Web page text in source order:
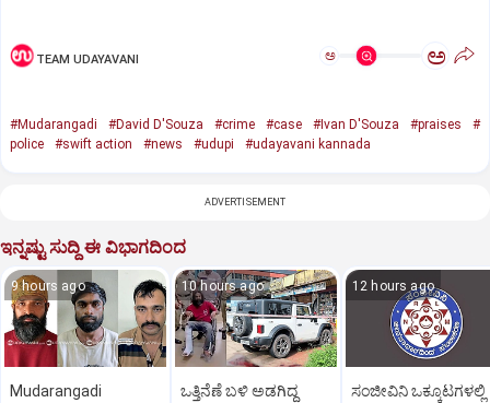
TEAM UDAYAVANI ಅ ಅ
#Mudarangadi #David D'Souza #crime #case #Ivan D'Souza #praises
#
police
#swift action #news #udupi #udayavani kannada
ADVERTISEMENT
ಇನ್ನಷ್ಟು ಸುದ್ದಿ ಈ ವಿಭಾಗದಿಂದ
9 hours ago
Mudarangadi
10 hours ago
ಒತ್ತಿನೆಣೆ ಬಳಿ ಅಡಗಿದ್ದ
12 hours ago
ಸಂಜೀವಿನಿ ಒಕ್ಕೂಟಗಳಲ್ಲಿ